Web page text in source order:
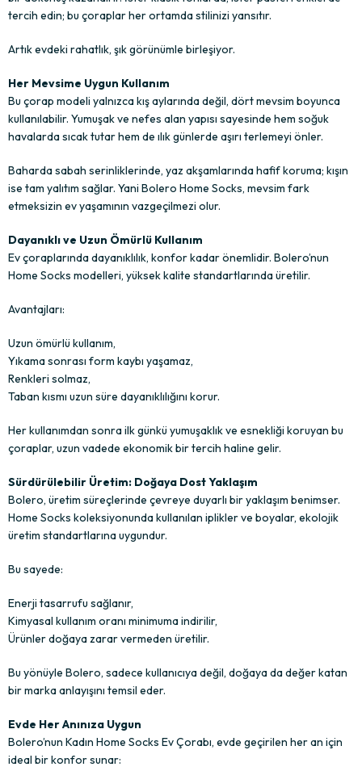
tercih edin; bu çoraplar her ortamda stilinizi yansıtır.
Artık evdeki rahatlık, şık görünümle birleşiyor.
Her Mevsime Uygun Kullanım
Bu çorap modeli yalnızca kış aylarında değil, dört mevsim boyunca
kullanılabilir. Yumuşak ve nefes alan yapısı sayesinde hem soğuk
havalarda sıcak tutar hem de ılık günlerde aşırı terlemeyi önler.
Baharda sabah serinliklerinde, yaz akşamlarında hafif koruma; kışın
ise tam yalıtım sağlar. Yani Bolero Home Socks, mevsim fark
etmeksizin ev yaşamının vazgeçilmezi olur.
Dayanıklı ve Uzun Ömürlü Kullanım
Ev çoraplarında dayanıklılık, konfor kadar önemlidir. Bolero’nun
Home Socks modelleri, yüksek kalite standartlarında üretilir.
Avantajları:
Uzun ömürlü kullanım,
Yıkama sonrası form kaybı yaşamaz,
Renkleri solmaz,
Taban kısmı uzun süre dayanıklılığını korur.
Her kullanımdan sonra ilk günkü yumuşaklık ve esnekliği koruyan bu
çoraplar, uzun vadede ekonomik bir tercih haline gelir.
Sürdürülebilir Üretim: Doğaya Dost Yaklaşım
Bolero, üretim süreçlerinde çevreye duyarlı bir yaklaşım benimser.
Home Socks koleksiyonunda kullanılan iplikler ve boyalar, ekolojik
üretim standartlarına uygundur.
Bu sayede:
Enerji tasarrufu sağlanır,
Kimyasal kullanım oranı minimuma indirilir,
Ürünler doğaya zarar vermeden üretilir.
Bu yönüyle Bolero, sadece kullanıcıya değil, doğaya da değer katan
bir marka anlayışını temsil eder.
Evde Her Anınıza Uygun
Bolero’nun Kadın Home Socks Ev Çorabı, evde geçirilen her an için
ideal bir konfor sunar: